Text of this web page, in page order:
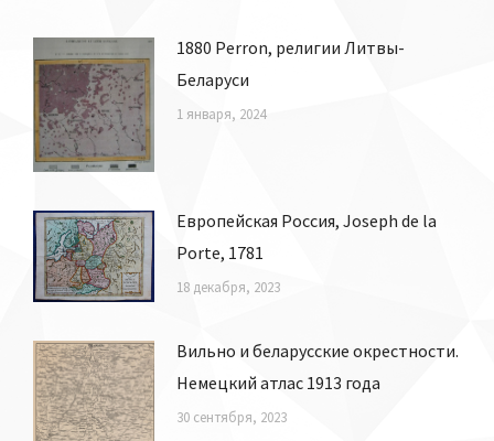
1880 Perron, религии Литвы-
Беларуси
1 января, 2024
Европейская Россия, Joseph de la
Porte, 1781
18 декабря, 2023
Вильно и беларусские окрестности.
Немецкий атлас 1913 года
30 сентября, 2023